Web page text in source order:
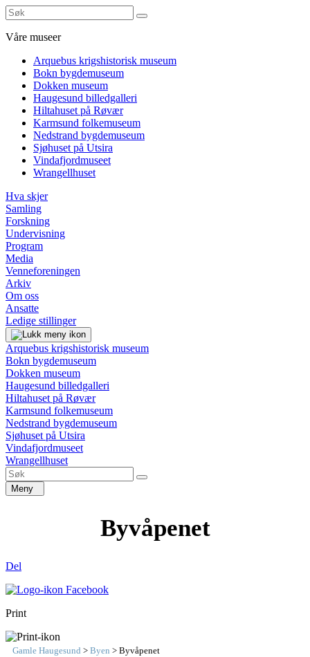
Våre museer
Arquebus krigshistorisk museum
Bokn bygdemuseum
Dokken museum
Haugesund billedgalleri
Hiltahuset på Røvær
Karmsund folkemuseum
Nedstrand bygdemuseum
Sjøhuset på Utsira
Vindafjordmuseet
Wrangellhuset
Hva skjer
Samling
Forskning
Undervisning
Program
Media
Venneforeningen
Arkiv
Om oss
Ansatte
Ledige stillinger
Arquebus krigshistorisk museum
Bokn bygdemuseum
Dokken museum
Haugesund billedgalleri
Hiltahuset på Røvær
Karmsund folkemuseum
Nedstrand bygdemuseum
Sjøhuset på Utsira
Vindafjordmuseet
Wrangellhuset
Meny
Byvåpenet
Del
Print
Gamle Haugesund > Byen > Byvåpenet